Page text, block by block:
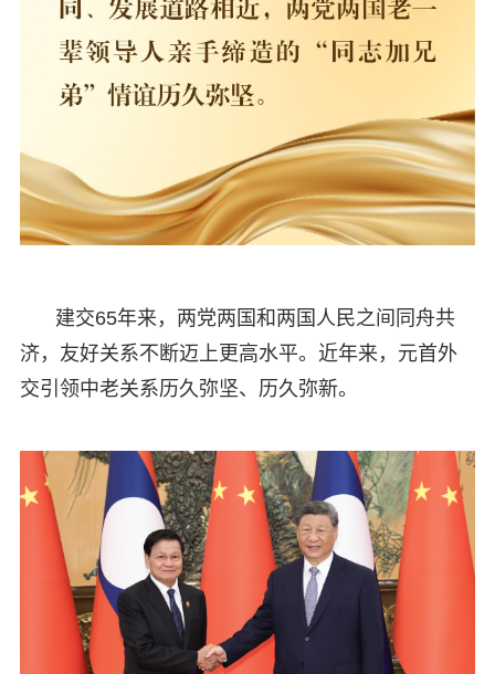
建交65年来，两党两国和两国人民之间同舟共
济，友好关系不断迈上更高水平。近年来，元首外
交引领中老关系历久弥坚、历久弥新。